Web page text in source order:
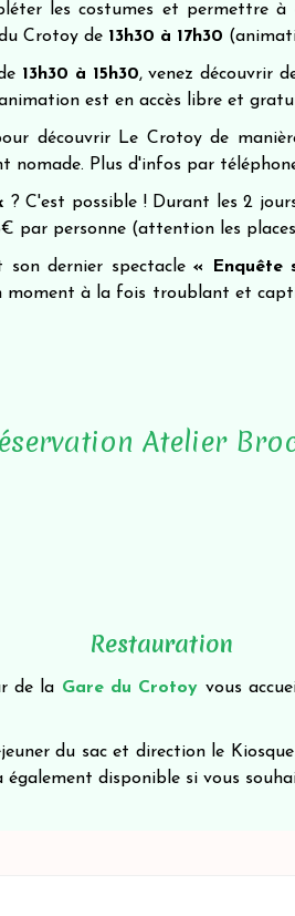
les costumes et permettre à
Crotoy de 13h30 à 17h30
13h30 à 15h30, venez découvrir
est en accès libre et
découvrir Le Crotoy de
Plus d'infos par
? C'est possible ! Durant les 2
par personne (attention les
son dernier spectacle« Enquête
à la fois troublant et
Atelier
Restauration
de la Gare du Crotoy vous
du sac et direction le
disponible si vous